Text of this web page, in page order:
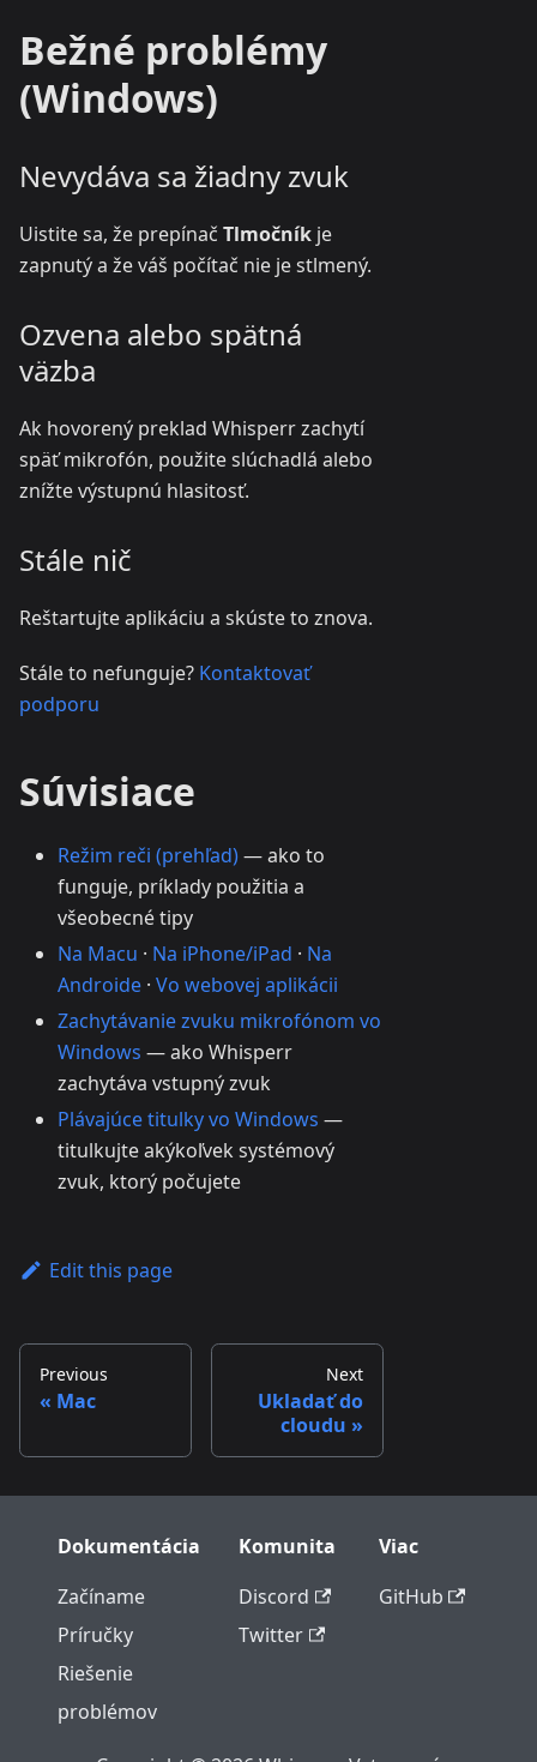
Bežné problémy
(Windows)
Nevydáva sa žiadny zvuk
Uistite sa, že prepínač Tlmočník je
zapnutý a že váš počítač nie je stlmený.
Ozvena alebo spätná
väzba
Ak hovorený preklad Whisperr zachytí
späť mikrofón, použite slúchadlá alebo
znížte výstupnú hlasitosť.
Stále nič
Reštartujte aplikáciu a skúste to znova.
Stále to nefunguje? Kontaktovať
podporu
Súvisiace
Režim reči (prehľad)— ako to
funguje, príklady použitia a
všeobecné tipy
Na Macu · Na iPhone/iPad · Na
Androide · Vo webovej aplikácii
Zachytávanie zvuku mikrofónom vo
Windows — ako Whisperr
zachytáva vstupný zvuk
Plávajúce titulky vo Windows —
titulkujte akýkoľvek systémový
zvuk, ktorý počujete
Edit this page
Previous
Mac
Next
Ukladať do
cloudu
Dokumentácia
Začíname
Príručky
Riešenie
problémov
Komunita
Discord
Twitter
Viac
GitHub